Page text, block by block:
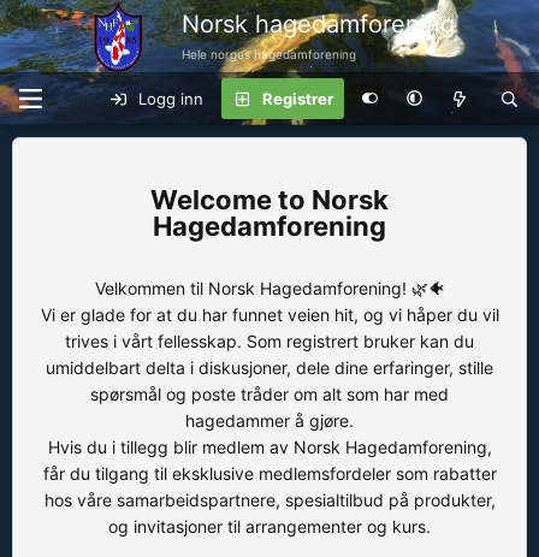
Norsk hagedamforening
Hele norges hagedamforening
Logg inn Registrer
Norsk
Hagedamforening
Velkommen til Norsk Hagedamforening! 🌿🐠
Vi er glade for at du har funnet veien hit, og vi håper du vil
trives i vårt fellesskap. Som registrert bruker kan du
umiddelbart delta i diskusjoner, dele dine erfaringer, stille
spørsmål og poste tråder om alt som har med
hagedammer å gjøre.
Hvis du i tillegg blir medlem av Norsk Hagedamforening,
får du tilgang til eksklusive medlemsfordeler som rabatter
hos våre samarbeidspartnere, spesialtilbud på produkter,
og invitasjoner til arrangementer og kurs.